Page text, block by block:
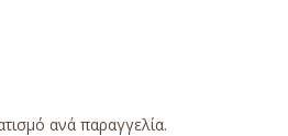
ανά παραγγελία.